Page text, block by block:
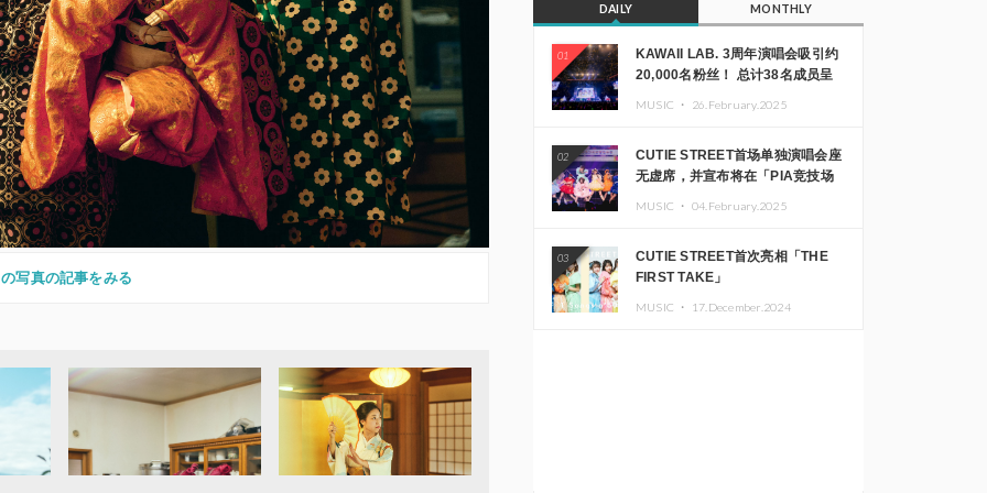
写真の記事をみる
DAILY MONTHLY
01
KAWAII LAB. 3周年演唱会吸引约
20,000名粉丝！ 总计38名成员呈
MUSIC ・ 26.February.2025
02
CUTIE STREET首场单独演唱会座
无虚席，并宣布将在「PIA竞技场
MUSIC ・ 04.February.2025
03
CUTIE STREET首次亮相「THE
FIRST TAKE」
MUSIC ・ 17.December.2024